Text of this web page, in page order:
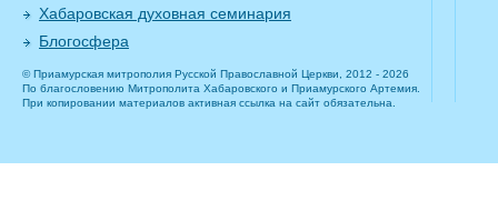
Хабаровская духовная семинария
Блогосфера
© Приамурская митрополия Русской Православной Церкви, 2012 - 2026
По благословению Митрополита Хабаровского и Приамурского Артемия.
При копировании материалов активная ссылка на сайт обязательна.